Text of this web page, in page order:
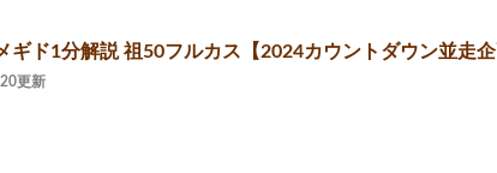
ギド1分解説 祖50フルカス【2024カウントダウン並走企
更新